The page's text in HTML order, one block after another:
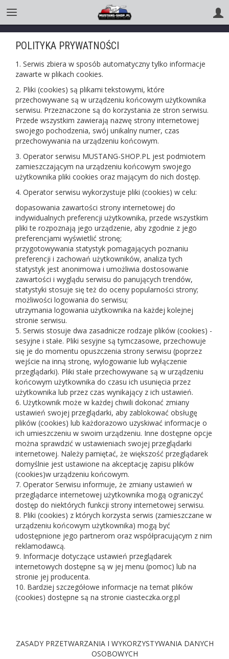
POLITYKA PRYWATNOŚCI
1. Serwis zbiera w sposób automatyczny tylko informacje
zawarte w plikach cookies.
2. Pliki (cookies) są plikami tekstowymi, które
przechowywane są w urządzeniu końcowym użytkownika
serwisu. Przeznaczone są do korzystania ze stron serwisu.
Przede wszystkim zawierają nazwę strony internetowej
swojego pochodzenia, swój unikalny numer, czas
przechowywania na urządzeniu końcowym.
3. Operator serwisu MUSTANG-SHOP.PL jest podmiotem
zamieszczającym na urządzeniu końcowym swojego
użytkownika pliki cookies oraz mającym do nich dostęp.
4. Operator serwisu wykorzystuje pliki (cookies) w celu:
dopasowania zawartości strony internetowej do
indywidualnych preferencji użytkownika, przede wszystkim
pliki te rozpoznają jego urządzenie, aby zgodnie z jego
preferencjami wyświetlić stronę;
przygotowywania statystyk pomagających poznaniu
preferencji i zachowań użytkowników, analiza tych
statystyk jest anonimowa i umożliwia dostosowanie
zawartości i wyglądu serwisu do panujących trendów,
statystyki stosuje się też do oceny popularności strony;
możliwości logowania do serwisu;
utrzymania logowania użytkownika na każdej kolejnej
stronie serwisu.
5. Serwis stosuje dwa zasadnicze rodzaje plików (cookies) -
sesyjne i stałe. Pliki sesyjne są tymczasowe, przechowuje
się je do momentu opuszczenia strony serwisu (poprzez
wejście na inną stronę, wylogowanie lub wyłączenie
przeglądarki). Pliki stałe przechowywane są w urządzeniu
końcowym użytkownika do czasu ich usunięcia przez
użytkownika lub przez czas wynikający z ich ustawień.
6. Użytkownik może w każdej chwili dokonać zmiany
ustawień swojej przeglądarki, aby zablokować obsługę
plików (cookies) lub każdorazowo uzyskiwać informacje o
ich umieszczeniu w swoim urządzeniu. Inne dostępne opcje
można sprawdzić w ustawieniach swojej przeglądarki
internetowej. Należy pamiętać, że większość przeglądarek
domyślnie jest ustawione na akceptację zapisu plików
(cookies)w urządzeniu końcowym.
7. Operator Serwisu informuje, że zmiany ustawień w
przeglądarce internetowej użytkownika mogą ograniczyć
dostęp do niektórych funkcji strony internetowej serwisu.
8. Pliki (cookies) z których korzysta serwis (zamieszczane w
urządzeniu końcowym użytkownika) mogą być
udostępnione jego partnerom oraz współpracującym z nim
reklamodawcą.
9. Informacje dotyczące ustawień przeglądarek
internetowych dostępne są w jej menu (pomoc) lub na
stronie jej producenta.
10. Bardziej szczegółowe informacje na temat plików
(cookies) dostępne są na stronie ciasteczka.org.pl
ZASADY PRZETWARZANIA I WYKORZYSTYWANIA DANYCH
OSOBOWYCH